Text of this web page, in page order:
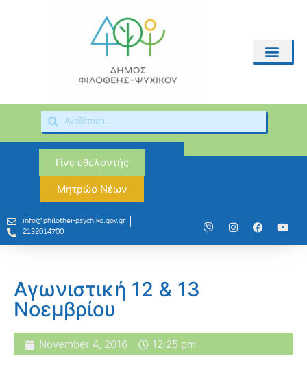
Γίνε εθελοντής
Μητρώο Νέων
info@philothei-psychiko.gov.gr
2132014700
Αγωνιστική 12 & 13
Νοεμβρίου
November 4, 2016 12:25 pm